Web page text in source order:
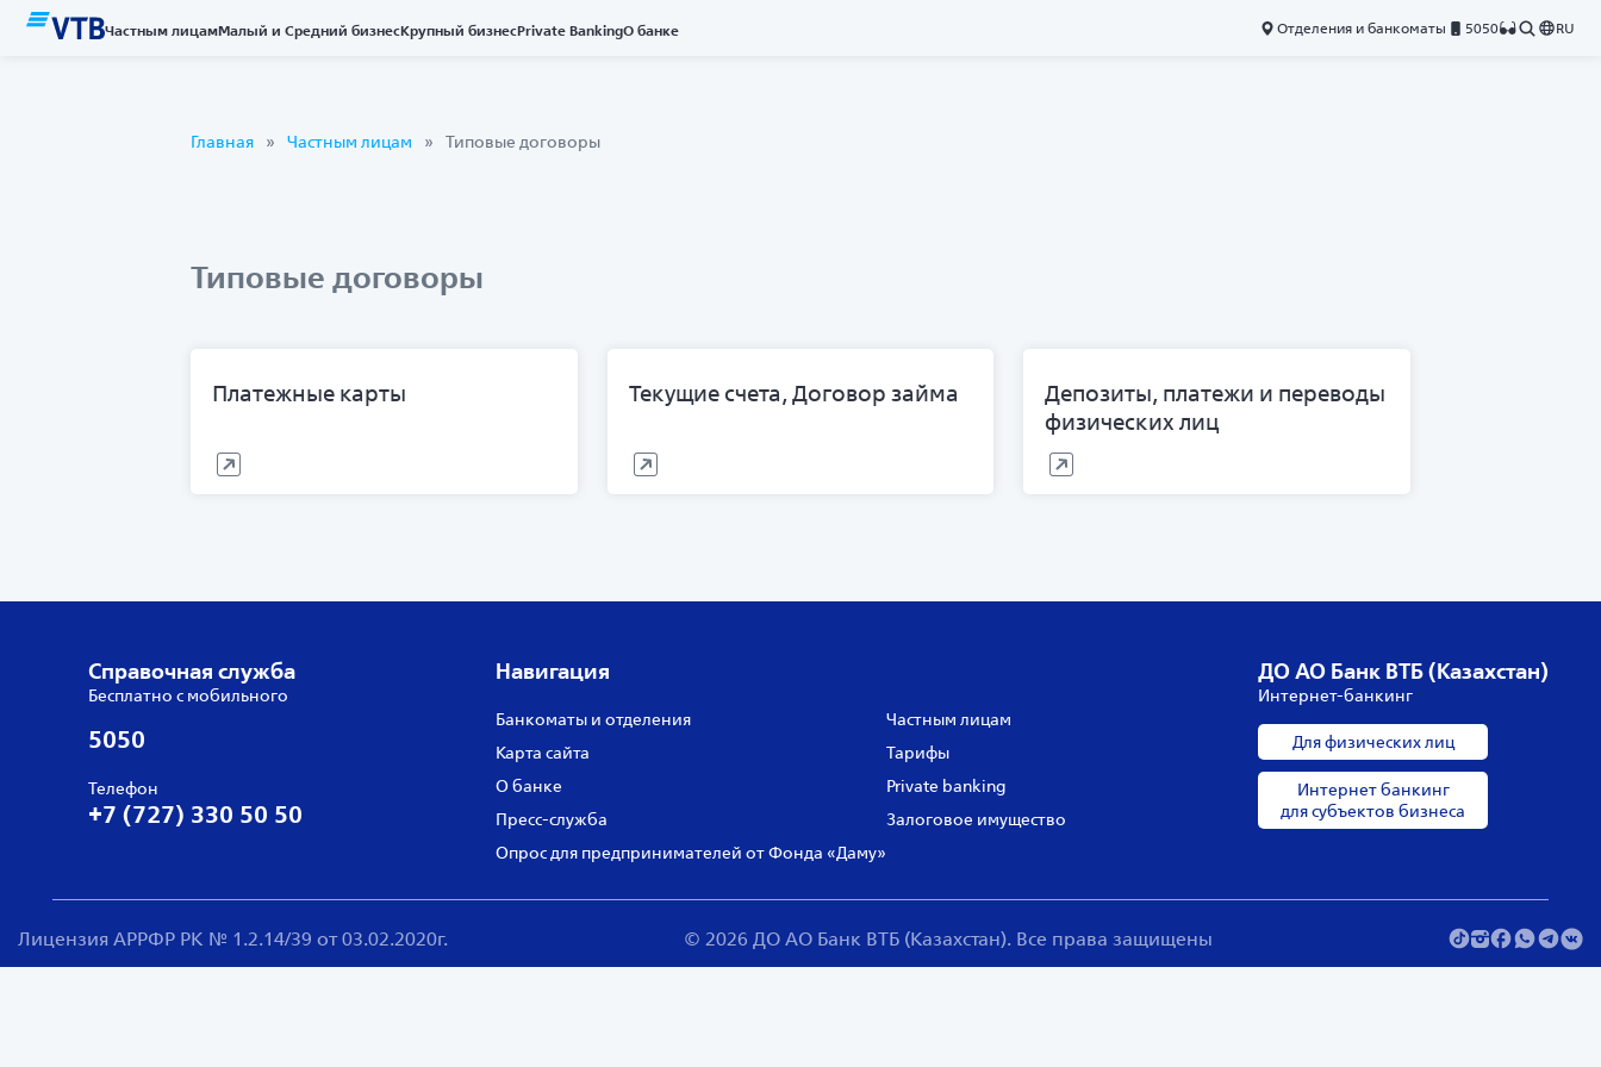
Частным лицамМалый и Средний бизнесКрупный бизнесPrivate BankingО банке Отделения и банкоматы 5050 RU
Главная Частным лицам Типовые договоры
Типовые договоры
Платежные карты Текущие счета, Договор займа
Депозиты, платежи и переводы
физических лиц
Справочная служба
Бесплатно с мобильного
5050
Телефон
+7 (727) 330 50 50
Навигация
Банкоматы и отделения
Карта сайта
О банке
Пресс‑служба
Опрос для предпринимателей от Фонда «Даму»
Частным лицам
Тарифы
Private banking
Залоговое имущество
ДО АО Банк ВТБ (Казахстан)
Интернет-банкинг
Для физических лиц
Интернет банкинг
для субъектов бизнеса
Лицензия АРРФР РК № 1.2.14/39 от 03.02.2020г. © 2026 ДО АО Банк ВТБ (Казахстан). Все права защищены